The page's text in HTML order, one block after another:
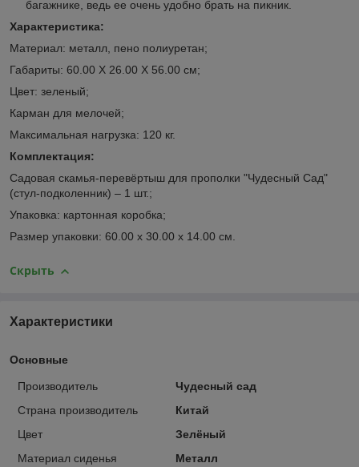
багажнике, ведь ее очень удобно брать на пикник.
Характеристика:
Материал: металл, пено полиуретан;
Габариты: 60.00 X 26.00 X 56.00 см;
Цвет: зеленый;
Карман для мелочей;
Максимальная нагрузка: 120 кг.
Комплектация:
Садовая скамья-перевёртыш для прополки "Чудесный Сад"
(стул-подколенник) – 1 шт.;
Упаковка: картонная коробка;
Размер упаковки: 60.00 х 30.00 х 14.00 см.
Скрыть
Характеристики
Основные
Производитель
Чудесный сад
Страна производитель
Китай
Цвет
Зелёный
Материал сиденья
Металл